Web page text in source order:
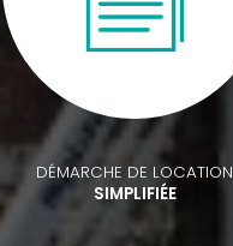
DÉMARCHE DE LOCATION
SIMPLIFIÉE